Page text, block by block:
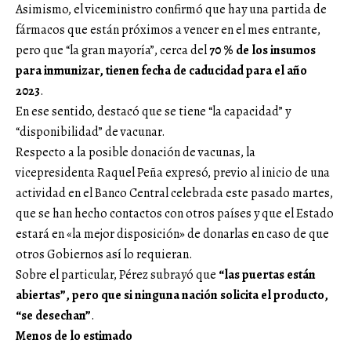
Asimismo, el viceministro confirmó que hay una partida de
fármacos que están próximos a vencer en el mes entrante,
pero que “la gran mayoría”, cerca del70 % de los insumos
para inmunizar, tienen fecha de caducidad para el año
2023.
En ese sentido, destacó que se tiene “la capacidad” y
“disponibilidad” de vacunar.
Respecto a la posible donación de vacunas, la
vicepresidenta Raquel Peña expresó, previo al inicio de una
actividad en el Banco Central celebrada este pasado martes,
que se han hecho contactos con otros países y que el Estado
estará en «la mejor disposición» de donarlas en caso de que
otros Gobiernos así lo requieran.
Sobre el particular, Pérez subrayó que “las puertas están
abiertas”, pero que si ninguna nación solicita el producto,
“se desechan”.
Menos de lo estimado